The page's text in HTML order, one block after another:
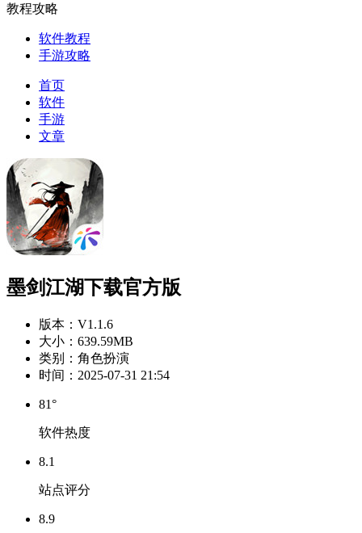
教程攻略
软件教程
手游攻略
首页
软件
手游
文章
墨剑江湖下载官方版
版本： V1.1.6
大小： 639.59MB
类别： 角色扮演
时间： 2025-07-31 21:54
81°
软件热度
8.1
站点评分
8.9